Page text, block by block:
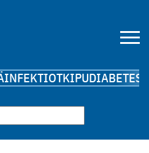
INFEKTIOTKIPUDIABETES